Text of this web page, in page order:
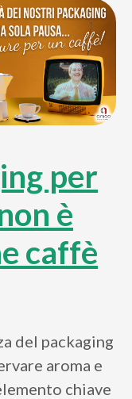
per
è
caffè
del packaging
aroma e
chiave